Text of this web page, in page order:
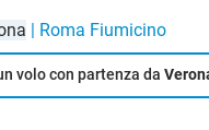
Roma Fiumicino
volo con partenza da